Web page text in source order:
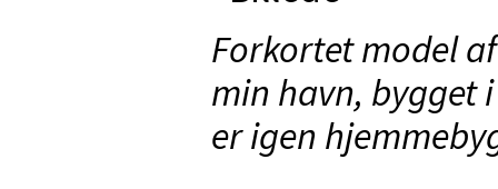
Forkortet model
min havn, bygget
er igen